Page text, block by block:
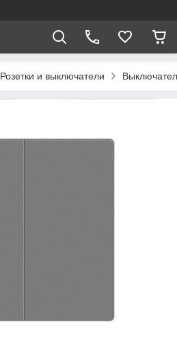
Розетки и выключатели